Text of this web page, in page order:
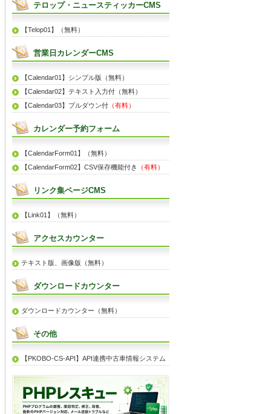
テロップ・ニュースティッカーCMS
【Telop01】（無料）
営業日カレンダーCMS
【Calendar01】シンプル版（無料）
【Calendar02】テキスト入力付（無料）
【Calendar03】プルダウン付 （有料）
カレンダー予約フォーム
【CalendarForm01】（無料）
【CalendarForm02】CSV保存機能付き
（有料）
リンク集ページCMS
【Link01】（無料）
アクセスカウンター
テキスト版、画像版（無料）
ダウンロードカウンター
ダウンロードカウンター（無料）
その他
【PKOBO-CS-API】API連携中古車情報システム